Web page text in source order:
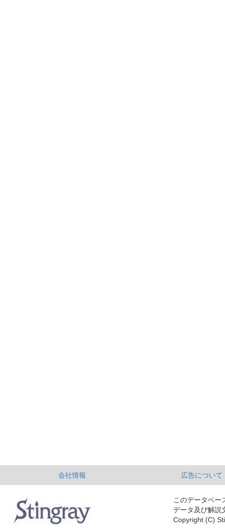
会社情報 広告について
このデータベー
データ及び解説
Copyright (C)